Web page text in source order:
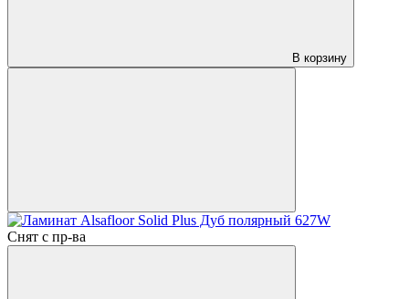
В корзину
Снят с пр-ва